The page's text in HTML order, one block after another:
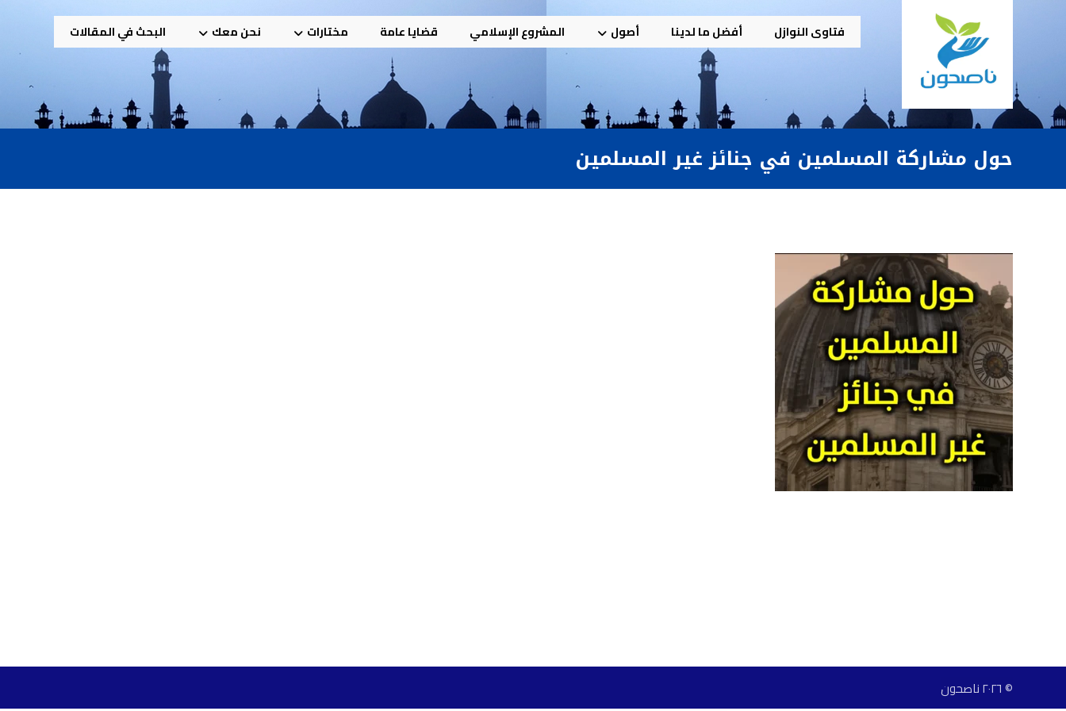
فتاوى النوازل أفضل ما لدينا أصول المشروع الإسلامي قضايا عامة مختارات نحن معك البحث في المقالات
حول مشاركة المسلمين في جنائز غير المسلمين
© ٢٠٢٦ ناصحون